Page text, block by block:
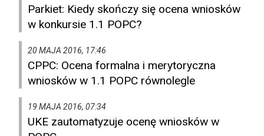
Parkiet: Kiedy skończy się ocena wniosków
w konkursie 1.1 POPC?
20 MAJA 2016, 17:46
CPPC: Ocena formalna i merytoryczna
wniosków w 1.1 POPC równolegle
19 MAJA 2016, 07:34
UKE zautomatyzuje ocenę wniosków w